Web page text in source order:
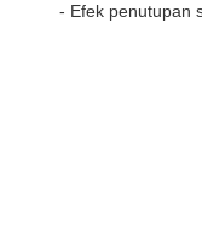
- Efek penutupan